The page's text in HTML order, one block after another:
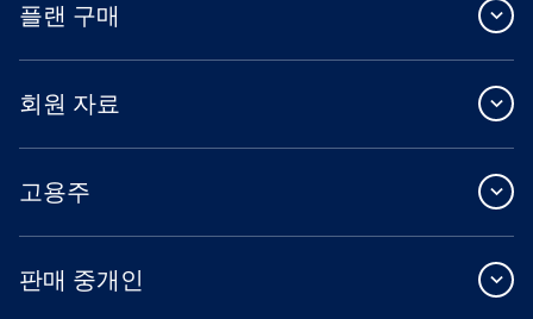
플랜 구매
회원 자료
고용주
판매 중개인